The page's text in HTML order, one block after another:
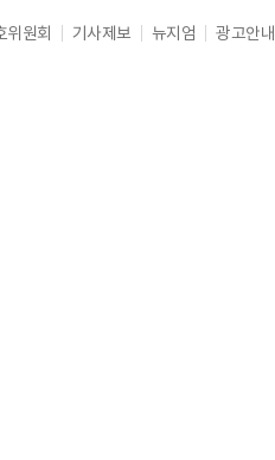
위원회 기사제보 뉴지엄 광고안내